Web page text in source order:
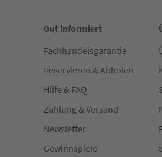
Gut informiert
Fachhandelsgarantie
Reservieren & Abholen
Hilfe & FAQ
Zahlung & Versand
Newsletter
Gewinnspiele